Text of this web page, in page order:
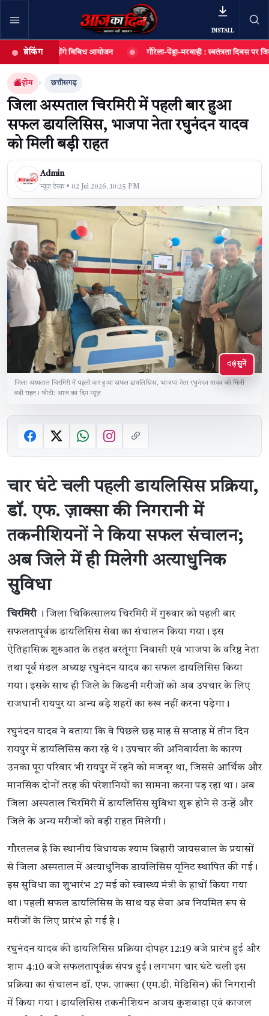
INSTALL
खबर खोजें
खोजें
ब्रेकिंग
तक होंगे विविध आयोजन गौरेला-पेंड्रा-मरवाही : स्वतंत्रता दिवस पर जिले में
होम छत्तीसगढ़
जिला अस्पताल चिरमिरी में पहली बार हुआ
सफल डायलिसिस, भाजपा नेता रघुनंदन यादव
को मिली बड़ी राहत
Admin
न्यूज़ डेस्क • 02 Jul 2026, 10:25 PM
सुनें
जिला अस्पताल चिरमिरी में पहली बार हुआ सफल डायलिसिस, भाजपा नेता रघुनंदन यादव को मिली
बड़ी राहत। फोटो: आज का दिन न्यूज़
चार घंटे चली पहली डायलिसिस प्रक्रिया,
डॉ. एफ. ज़ाक्सा की निगरानी में
तकनीशियनों ने किया सफल संचालन;
अब जिले में ही मिलेगी अत्याधुनिक
सुविधा
चिरमिरी। जिला चिकित्सालय चिरमिरी में गुरुवार को पहली बार
सफलतापूर्वक डायलिसिस सेवा का संचालन किया गया। इस
ऐतिहासिक शुरुआत के तहत बरतूंगा निवासी एवं भाजपा के वरिष्ठ नेता
तथा पूर्व मंडल अध्यक्ष रघुनंदन यादव का सफल डायलिसिस किया
गया। इसके साथ ही जिले के किडनी मरीजों को अब उपचार के लिए
राजधानी रायपुर या अन्य बड़े शहरों का रुख नहीं करना पड़ेगा।
रघुनंदन यादव ने बताया कि वे पिछले छह माह से सप्ताह में तीन दिन
रायपुर में डायलिसिस करा रहे थे। उपचार की अनिवार्यता के कारण
उनका पूरा परिवार भी रायपुर में रहने को मजबूर था, जिससे आर्थिक और
मानसिक दोनों तरह की परेशानियों का सामना करना पड़ रहा था। अब
जिला अस्पताल चिरमिरी में डायलिसिस सुविधा शुरू होने से उन्हें और
जिले के अन्य मरीजों को बड़ी राहत मिलेगी।
गौरतलब है कि स्थानीय विधायक श्याम बिहारी जायसवाल के प्रयासों
से जिला अस्पताल में अत्याधुनिक डायलिसिस यूनिट स्थापित की गई।
इस सुविधा का शुभारंभ 27 मई को स्वास्थ्य मंत्री के हाथों किया गया
था। पहली सफल डायलिसिस के साथ यह सेवा अब नियमित रूप से
मरीजों के लिए प्रारंभ हो गई है।
रघुनंदन यादव की डायलिसिस प्रक्रिया दोपहर 12:19 बजे प्रारंभ हुई और
शाम 4:10 बजे सफलतापूर्वक संपन्न हुई। लगभग चार घंटे चली इस
प्रक्रिया का संचालन डॉ. एफ. ज़ाक्सा (एम.डी. मेडिसिन) की निगरानी
में किया गया। डायलिसिस तकनीशियन अजय कुशवाहा एवं काजल